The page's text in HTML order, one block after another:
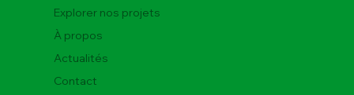
Explorer nos projets
À propos
Actualités
Contact